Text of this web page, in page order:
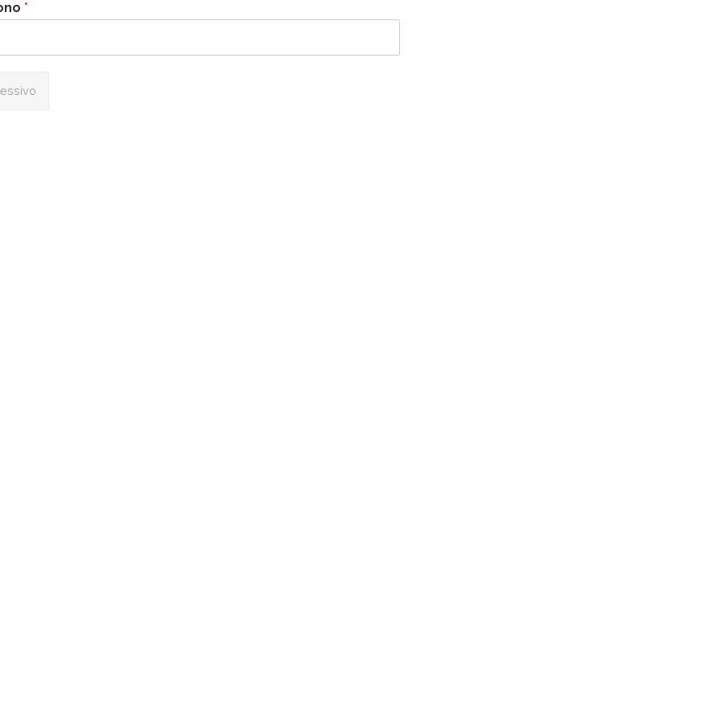
*